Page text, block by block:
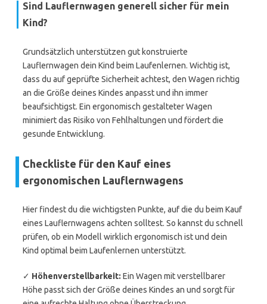
Sind Lauflernwagen generell sicher für mein
Kind?
Grundsätzlich unterstützen gut konstruierte
Lauflernwagen dein Kind beim Laufenlernen. Wichtig ist,
dass du auf geprüfte Sicherheit achtest, den Wagen richtig
an die Größe deines Kindes anpasst und ihn immer
beaufsichtigst. Ein ergonomisch gestalteter Wagen
minimiert das Risiko von Fehlhaltungen und fördert die
gesunde Entwicklung.
Checkliste für den Kauf eines
ergonomischen Lauflernwagens
Hier findest du die wichtigsten Punkte, auf die du beim Kauf
eines Lauflernwagens achten solltest. So kannst du schnell
prüfen, ob ein Modell wirklich ergonomisch ist und dein
Kind optimal beim Laufenlernen unterstützt.
✓ Höhenverstellbarkeit: Ein Wagen mit verstellbarer
Höhe passt sich der Größe deines Kindes an und sorgt für